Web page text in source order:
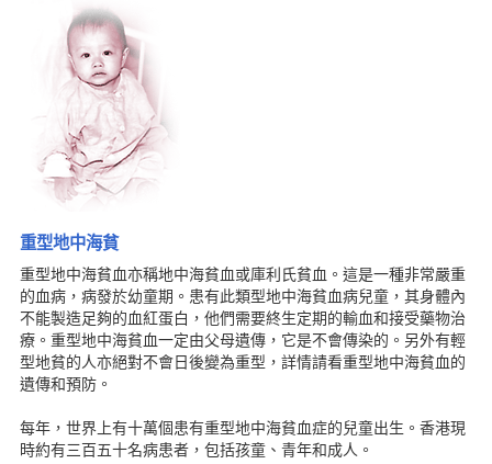
重型地中海貧
重型地中海貧血亦稱地中海貧血或庫利氏貧血。這是一種非常嚴重
的血病，病發於幼童期。患有此類型地中海貧血病兒童，其身體內
不能製造足夠的血紅蛋白，他們需要終生定期的輸血和接受藥物治
療。重型地中海貧血一定由父母遺傳，它是不會傳染的。另外有輕
型地貧的人亦絕對不會日後變為重型，詳情請看重型地中海貧血的
遺傳和預防。
每年，世界上有十萬個患有重型地中海貧血症的兒童出生。香港現
時約有三百五十名病患者，包括孩童、青年和成人。